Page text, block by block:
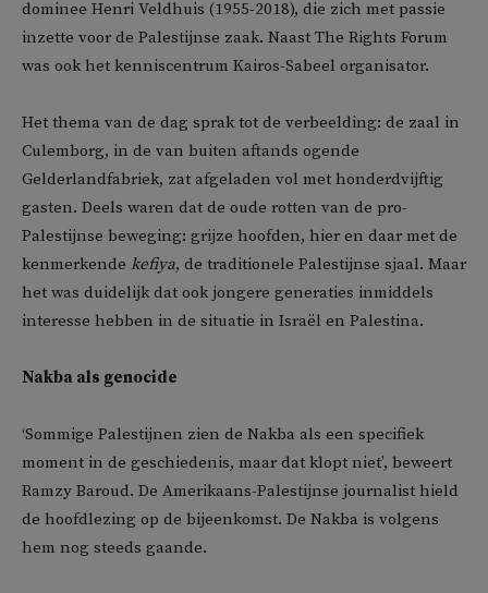
dominee Henri Veldhuis (1955-2018), die zich met passie
inzette voor de Palestijnse zaak. Naast The Rights Forum
was ook het kenniscentrum Kairos-Sabeel organisator.
Het thema van de dag sprak tot de verbeelding: de zaal in
Culemborg, in de van buiten aftands ogende
Gelderlandfabriek, zat afgeladen vol met honderdvijftig
gasten. Deels waren dat de oude rotten van de pro-
Palestijnse beweging: grijze hoofden, hier en daar met de
kenmerkende kefiya, de traditionele Palestijnse sjaal. Maar
het was duidelijk dat ook jongere generaties inmiddels
interesse hebben in de situatie in Israël en Palestina.
Nakba als genocide
‘Sommige Palestijnen zien de Nakba als een specifiek
moment in de geschiedenis, maar dat klopt niet’, beweert
Ramzy Baroud. De Amerikaans-Palestijnse journalist hield
de hoofdlezing op de bijeenkomst. De Nakba is volgens
hem nog steeds gaande.